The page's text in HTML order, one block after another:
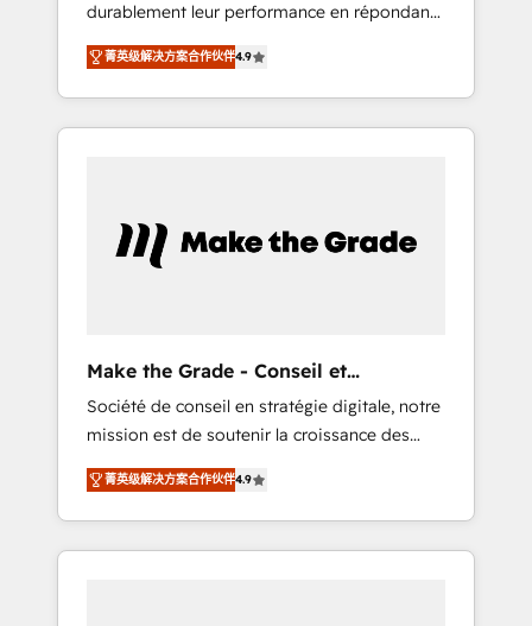
grown & fastest tiering Elite HubSpot Partner
🪴 - Sales Hub: More implementations than
any other Partner 💻 - Migrations: We convert
Salesforce addicts to HubSpot evangelists 🧡
Don't hire a marketing agency for an Ops
durablement leur performance en répondant
aux vrais défis : • Intégration de HubSpot
avec d’autres outils (ERP, téléphonie, etc.) •
Alignement des équipes grâce à un outil et
des données partagées • Amélioration de la
Notre équipe de 30 consultants certifiés
HubSpot aborde chaque projet avec un
objectifs d’entreprise. Grâce à une
méthodologie éprouvée auprès de plus de
400 clients, nous comprenons rapidement
vos enjeux et intégrons parfaitement
HubSpot dans votre organisation. Pour toute
question technique ou besoin de
structuration de votre projet HubSpot,
菁英级解决方案合作伙伴4.9
Make the Grade - Conseil et
intégrateur HubSpot
Société de conseil en stratégie digitale, notre
mission est de soutenir la croissance des
entreprises B2B à travers l’acquisition de
nouveaux clients, l'intégration CRM et le
développement des revenus auprès de vos
comptes existants. En France et à
菁英级解决方案合作伙伴4.9